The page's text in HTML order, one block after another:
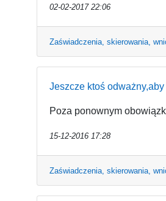
02-02-2017 22:06
Zaświadczenia, skierowania,
Jeszcze ktoś
Poza ponownym
15-12-2016 17:28
Zaświadczenia, skierowania,